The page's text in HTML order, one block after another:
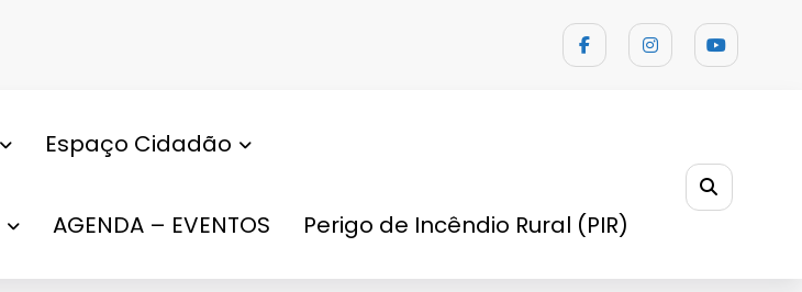
Espaço Cidadão
AGENDA – EVENTOS Perigo de Incêndio Rural (PIR)